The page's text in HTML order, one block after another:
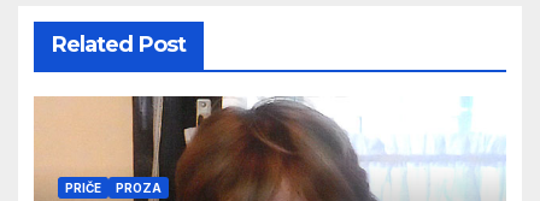
Related Post
PRIČE PROZA